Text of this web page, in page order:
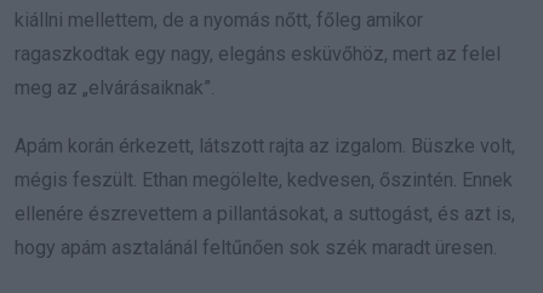
kiállni mellettem, de a nyomás nőtt, főleg amikor
ragaszkodtak egy nagy, elegáns esküvőhöz, mert az felel
meg az „elvárásaiknak”.
Apám korán érkezett, látszott rajta az izgalom. Büszke volt,
mégis feszült. Ethan megölelte, kedvesen, őszintén. Ennek
ellenére észrevettem a pillantásokat, a suttogást, és azt is,
hogy apám asztalánál feltűnően sok szék maradt üresen.